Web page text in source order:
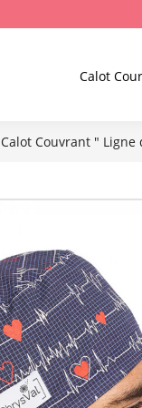
Calot
Calot Couvrant " Ligne